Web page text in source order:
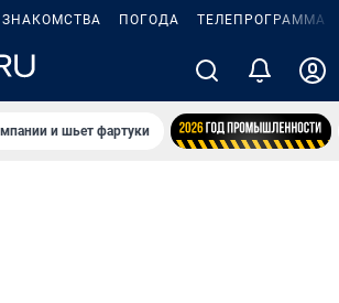
ЗНАКОМСТВА ПОГОДА ТЕЛЕПРОГРАММА
и шьет фартуки